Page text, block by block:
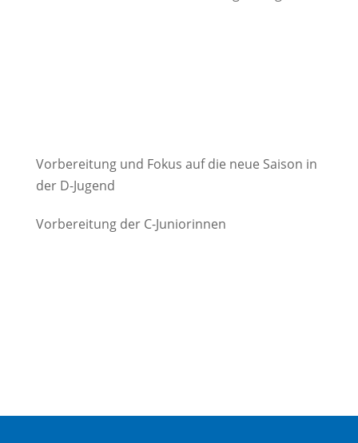
Vorbereitung und Fokus auf die neue Saison in
der D-Jugend
Vorbereitung der C-Juniorinnen